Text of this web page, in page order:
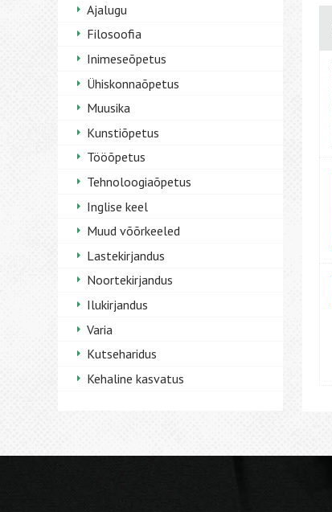
Ajalugu
Filosoofia
Inimeseõpetus
Ühiskonnaõpetus
Muusika
Kunstiõpetus
Tööõpetus
Tehnoloogiaõpetus
Inglise keel
Muud võõrkeeled
Lastekirjandus
Noortekirjandus
Ilukirjandus
Varia
Kutseharidus
Kehaline kasvatus